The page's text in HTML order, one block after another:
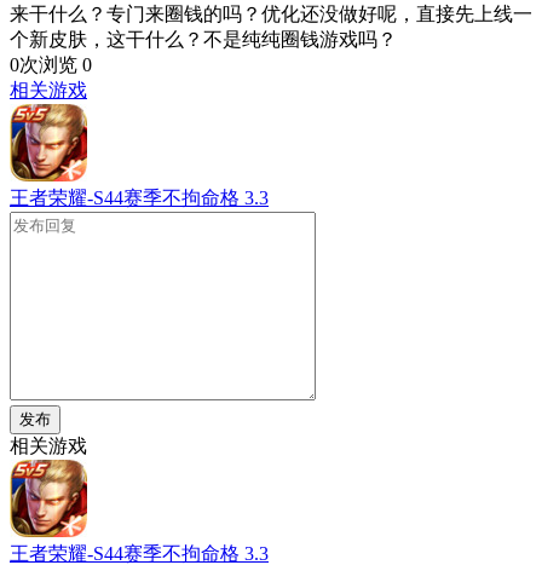
来干什么？专门来圈钱的吗？优化还没做好呢，直接先上线一
个新皮肤，这干什么？不是纯纯圈钱游戏吗？
0次浏览 0
相关游戏
王者荣耀-S44赛季不拘命格 3.3
发布
相关游戏
王者荣耀-S44赛季不拘命格 3.3